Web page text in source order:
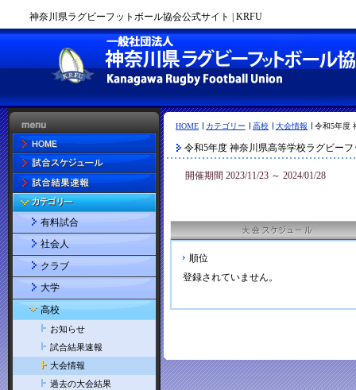
神奈川県ラグビーフットボール協会公式サイト | KRFU
HOME カテゴリー 高校 大会情報 令和5年度
令和5年度 神奈川県高等学校ラグビー
開催期間 2023/11/23 ～ 2024/01/28
順位
登録されていません。
有料試合
社会人
クラブ
大学
高校
お知らせ
試合結果速報
大会情報
過去の大会結果